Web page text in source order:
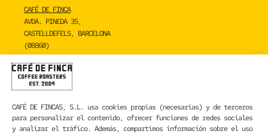
CAFÉ DE FINCAS, S.L. usa cookies propias (necesarias) y de terceros
para personalizar el contenido, ofrecer funciones de redes sociales
y analizar el tráfico. Además, compartimos información sobre el uso
CAFÉ DE FINCA
AVDA. PINEDA 35,
CASTELLDEFELS, BARCELONA
(08860)
TOSTADERO
CAFÉ DE FINCA
CARRER DE LA MARE DE DÉU DE NÚRIA 23C,
SANT BOI DE LLOBREGAT, BARCELONA
(08830)